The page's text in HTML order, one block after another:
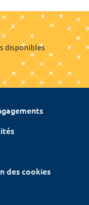
disponibles
des cookies